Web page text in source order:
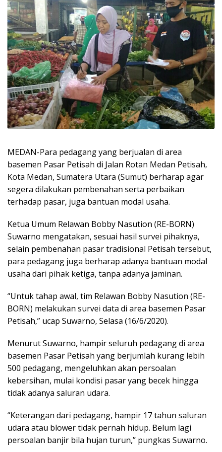
MEDAN-Para pedagang yang berjualan di area
basemen Pasar Petisah di Jalan Rotan Medan Petisah,
Kota Medan, Sumatera Utara (Sumut) berharap agar
segera dilakukan pembenahan serta perbaikan
terhadap pasar, juga bantuan modal usaha.
Ketua Umum Relawan Bobby Nasution (RE-BORN)
Suwarno mengatakan, sesuai hasil survei pihaknya,
selain pembenahan pasar tradisional Petisah tersebut,
para pedagang juga berharap adanya bantuan modal
usaha dari pihak ketiga, tanpa adanya jaminan.
“Untuk tahap awal, tim Relawan Bobby Nasution (RE-
BORN) melakukan survei data di area basemen Pasar
Petisah,” ucap Suwarno, Selasa (16/6/2020).
Menurut Suwarno, hampir seluruh pedagang di area
basemen Pasar Petisah yang berjumlah kurang lebih
500 pedagang, mengeluhkan akan persoalan
kebersihan, mulai kondisi pasar yang becek hingga
tidak adanya saluran udara.
“Keterangan dari pedagang, hampir 17 tahun saluran
udara atau blower tidak pernah hidup. Belum lagi
persoalan banjir bila hujan turun,” pungkas Suwarno.